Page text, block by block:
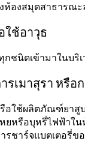
ห้องสมุดสาธารณะ
ใช้อาวุธ
กชนิดเข้ามาในบริ
รเมาสุรา หรือ
อใช้ผลิตภัณฑ์ยาสู
ยหรือบุหรี่ไฟฟ้าใ
รชาร์จแบตเตอรี่